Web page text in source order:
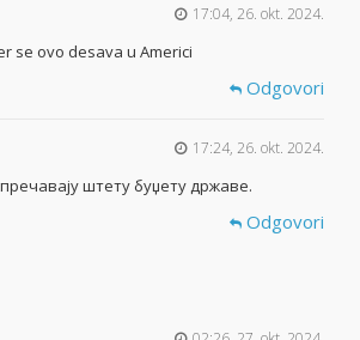
17:04, 26. okt. 2024.
se ovo desava u Americi
Odgovori
17:24, 26. okt. 2024.
штету буџету државе.
Odgovori